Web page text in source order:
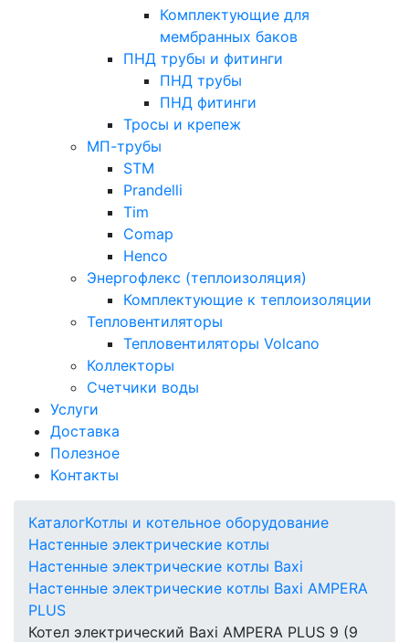
Комплектующие для
мембранных баков
ПНД трубы и фитинги
ПНД трубы
ПНД фитинги
Тросы и крепеж
МП-трубы
STM
Prandelli
Tim
Comap
Henco
Энергофлекс (теплоизоляция)
Комплектующие к теплоизоляции
Тепловентиляторы
Тепловентиляторы Volcano
Коллекторы
Счетчики воды
Услуги
Доставка
Полезное
Контакты
КаталогКотлы и котельное оборудование
Настенные электрические котлы
Настенные электрические котлы Baxi
Настенные электрические котлы Baxi AMPERA
PLUS
Котел электрический Baxi AMPERA PLUS 9 (9